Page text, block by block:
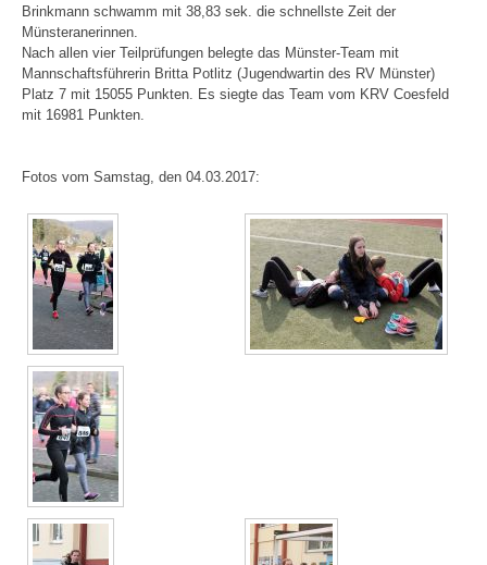
Brinkmann schwamm mit 38,83 sek. die schnellste Zeit der
Münsteranerinnen.
Nach allen vier Teilprüfungen belegte das Münster-Team mit
Mannschaftsführerin Britta Potlitz (Jugendwartin des RV Münster)
Platz 7 mit 15055 Punkten. Es siegte das Team vom KRV Coesfeld
mit 16981 Punkten.
Fotos vom Samstag, den 04.03.2017: